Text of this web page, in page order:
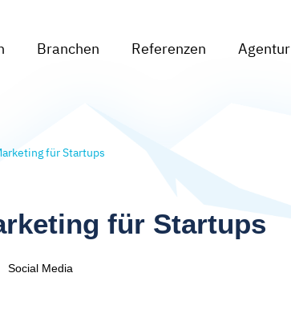
Branchen Referenzen Agentur
für Startups
für Startups
Social Media